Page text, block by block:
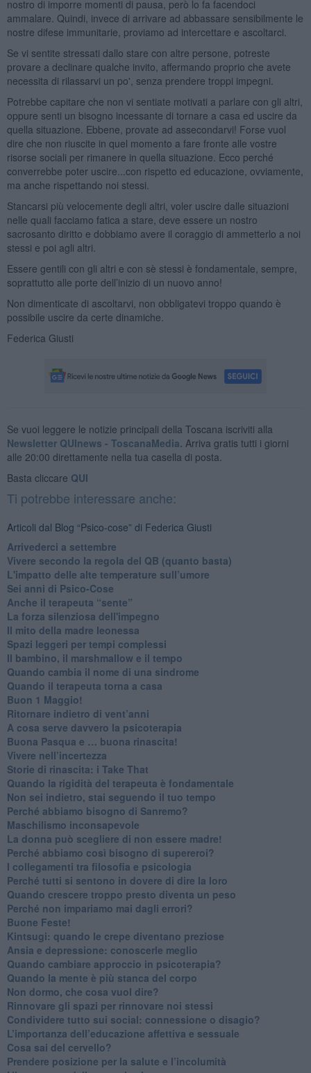
nostro di imporre momenti di pausa, però lo fa facendoci
ammalare. Quindi, invece di arrivare ad abbassare sensibilmente le
nostre difese immunitarie, proviamo ad intercettare e ascoltarci.
Se vi sentite stressati dallo stare con altre persone, potreste
provare a declinare qualche invito, affermando proprio che avete
necessita di rilassarvi un po', senza prendere troppi impegni.
Potrebbe capitare che non vi sentiate motivati a parlare con gli altri,
oppure senti un bisogno incessante di tornare a casa ed uscire da
quella situazione. Ebbene, provate ad assecondarvi! Forse vuol
dire che non riuscite in quel momento a fare fronte alle vostre
risorse sociali per rimanere in quella situazione. Ecco perché
converrebbe poter uscire...con rispetto ed educazione, ovviamente,
ma anche rispettando noi stessi.
Stancarsi più velocemente degli altri, voler uscire dalle situazioni
nelle quali facciamo fatica a stare, deve essere un nostro
sacrosanto diritto e dobbiamo avere il coraggio di ammetterlo a noi
stessi e poi agli altri.
Essere gentili con gli altri e con sè stessi è fondamentale, sempre,
soprattutto alle porte dell’inizio di un nuovo anno!
Non dimenticate di ascoltarvi, non obbligatevi troppo quando è
possibile uscire da certe dinamiche.
Federica Giusti
Se vuoi leggere le notizie principali della Toscana iscriviti alla
Newsletter QUInews - ToscanaMedia. Arriva gratis tutti i giorni
alle 20:00 direttamente nella tua casella di posta.
Basta cliccare QUI
Ti potrebbe interessare anche:
Articoli dal Blog “Psico-cose” di Federica Giusti
​Arrivederci a settembre
​Vivere secondo la regola del QB (quanto basta)
​L'impatto delle alte temperature sull’umore
Sei anni di Psico-Cose
​Anche il terapeuta “sente”
​La forza silenziosa dell'impegno
​Il mito della madre leonessa
Spazi leggeri per tempi complessi
Il bambino, il marshmallow e il tempo
​Quando cambia il nome di una sindrome
​Quando il terapeuta torna a casa
​Buon 1 Maggio!
Ritornare indietro di vent’anni
​A cosa serve davvero la psicoterapia
​Buona Pasqua e … buona rinascita!
​Vivere nell’incertezza
​Storie di rinascita: i Take That
​Quando la rigidità del terapeuta è fondamentale
​Non sei indietro, stai seguendo il tuo tempo
​Perché abbiamo bisogno di Sanremo?
​Maschilismo inconsapevole
​La donna può scegliere di non essere madre!
​Perché abbiamo così bisogno di supereroi?
​I collegamenti tra filosofia e psicologia
​Perché tutti si sentono in dovere di dire la loro
​Quando crescere troppo presto diventa un peso
​Perché non impariamo mai dagli errori?
​Buone Feste!
​Kintsugi: quando le crepe diventano preziose
Ansia e depressione: conoscerle meglio
Quando cambiare approccio in psicoterapia?
​Quando la mente è più stanca del corpo
Non dormo, che cosa vuol dire?
​Rinnovare gli spazi per rinnovare noi stessi
​Condividere tutto sui social: connessione o disagio?
​L’importanza dell’educazione affettiva e sessuale
​Cosa sai del cervello?
Prendere posizione per la salute e l’incolumità